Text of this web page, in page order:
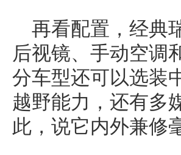
再看配置，经典
后视镜、手动空调
分车型还可以选装
越野能力，还有多
此，说它内外兼修